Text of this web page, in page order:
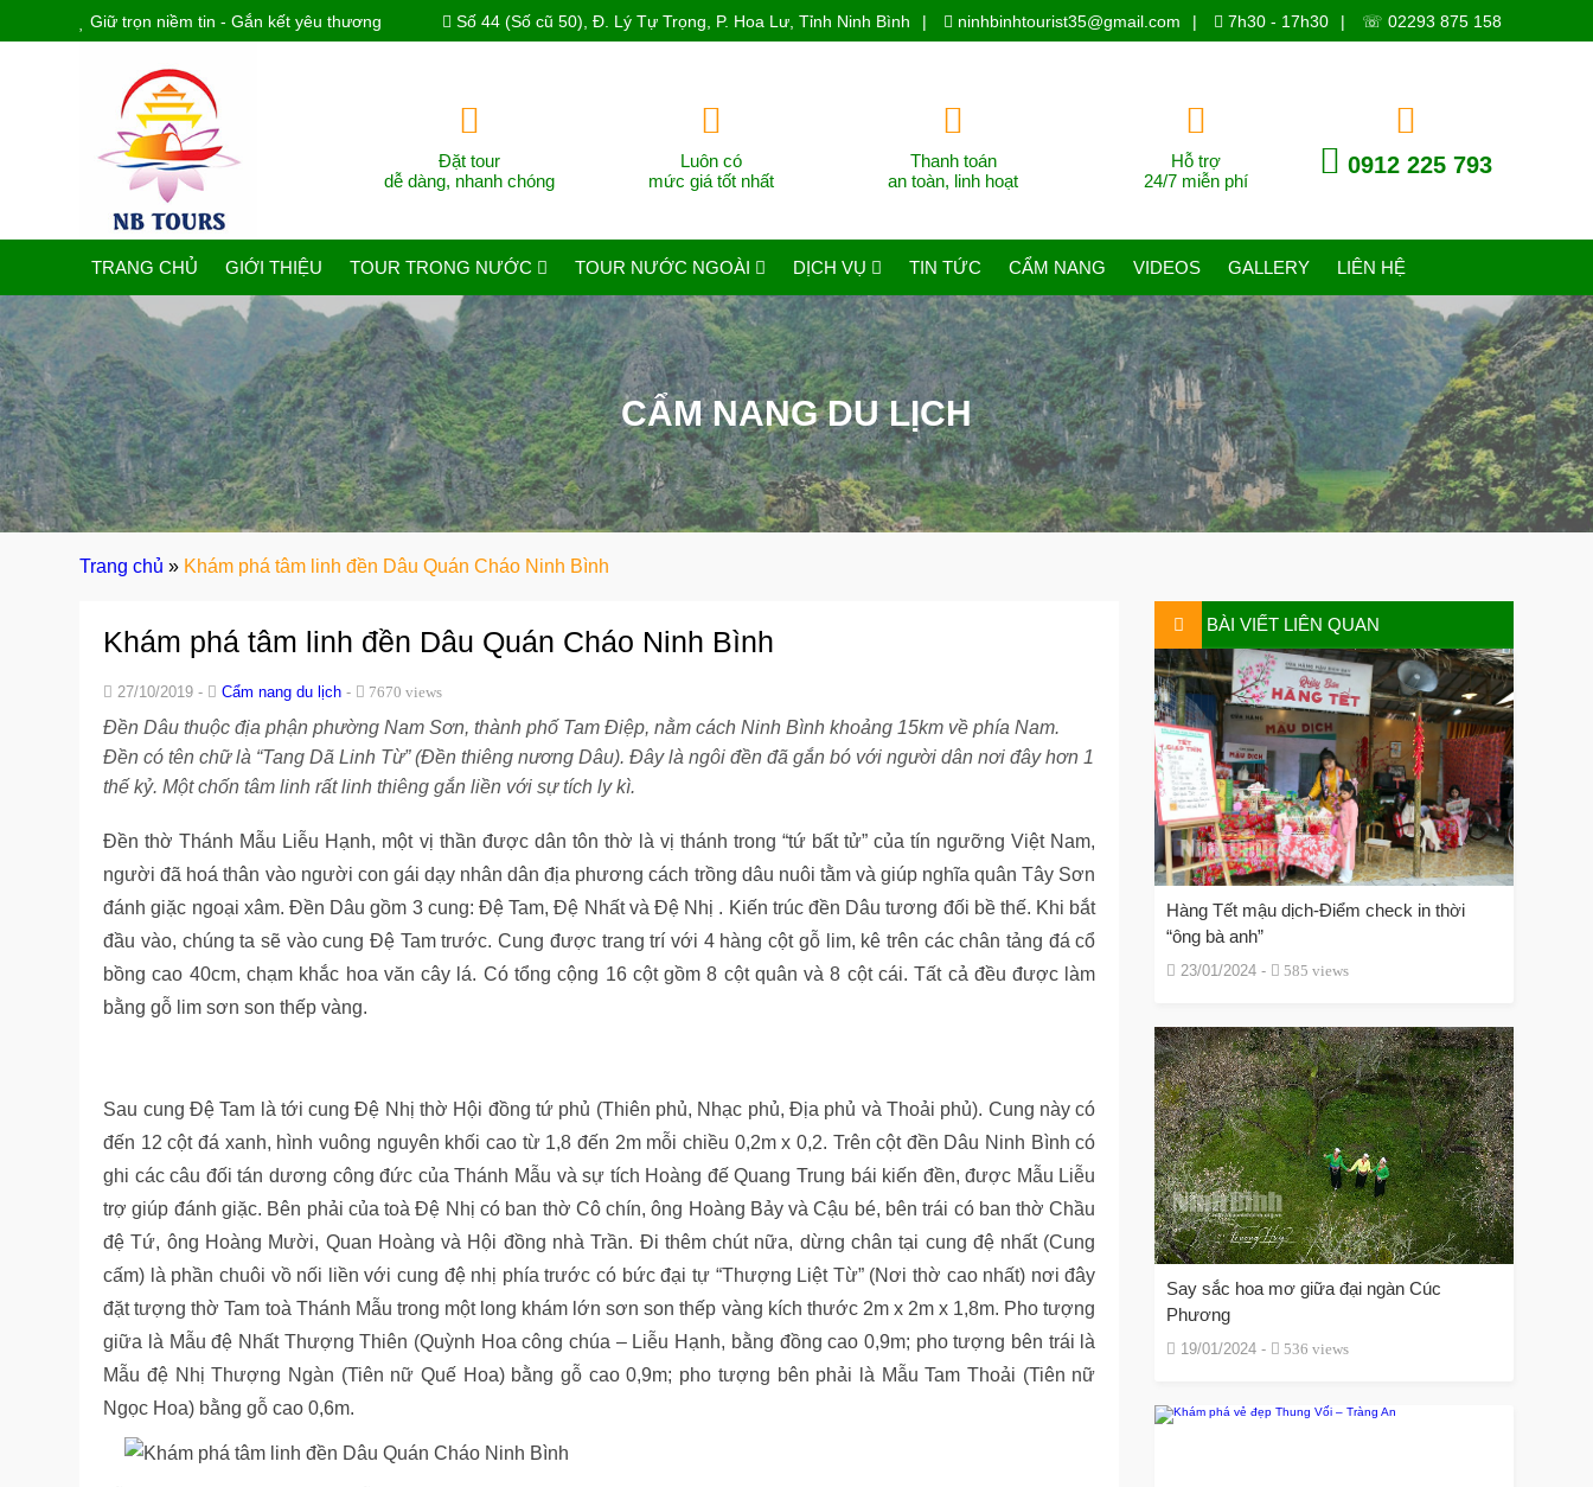
Giữ trọn niềm tin - Gắn kết yêu thương Số 44 (Số cũ 50), Đ. Lý Tự Trọng, P. Hoa Lư, Tỉnh Ninh Bình | ninhbinhtourist35@gmail.com | 7h30 - 17h30 | ☏ 02293 875 158
Đặt tour
dễ dàng, nhanh chóng
Luôn có
mức giá tốt nhất
Thanh toán
an toàn, linh hoạt
Hỗ trợ
24/7 miễn phí
0912 225 793
TRANG CHỦ GIỚI THIỆU TOUR TRONG NƯỚC TOUR NƯỚC NGOÀI DỊCH VỤ TIN TỨC CẨM NANG VIDEOS GALLERY LIÊN HỆ
CẨM NANG DU LỊCH
Trang chủ » Khám phá tâm linh đền Dâu Quán Cháo Ninh Bình
Khám phá tâm linh đền Dâu Quán Cháo Ninh Bình
27/10/2019 - Cẩm nang du lịch - 7670 views
Đền Dâu thuộc địa phận phường Nam Sơn, thành phố Tam Điệp, nằm cách Ninh Bình khoảng 15km về phía Nam.
Đền có tên chữ là “Tang Dã Linh Từ” (Đền thiêng nương Dâu). Đây là ngôi đền đã gắn bó với người dân nơi đây hơn 1
thế kỷ. Một chốn tâm linh rất linh thiêng gắn liền với sự tích ly kì.
Đền thờ Thánh Mẫu Liễu Hạnh, một vị thần được dân tôn thờ là vị thánh trong “tứ bất tử” của tín ngưỡng Việt Nam,
người đã hoá thân vào người con gái dạy nhân dân địa phương cách trồng dâu nuôi tằm và giúp nghĩa quân Tây Sơn
đánh giặc ngoại xâm. Đền Dâu gồm 3 cung: Đệ Tam, Đệ Nhất và Đệ Nhị . Kiến trúc đền Dâu tương đối bề thế. Khi bắt
đầu vào, chúng ta sẽ vào cung Đệ Tam trước. Cung được trang trí với 4 hàng cột gỗ lim, kê trên các chân tảng đá cổ
bồng cao 40cm, chạm khắc hoa văn cây lá. Có tổng cộng 16 cột gồm 8 cột quân và 8 cột cái. Tất cả đều được làm
bằng gỗ lim sơn son thếp vàng.
Sau cung Đệ Tam là tới cung Đệ Nhị thờ Hội đồng tứ phủ (Thiên phủ, Nhạc phủ, Địa phủ và Thoải phủ). Cung này có
đến 12 cột đá xanh, hình vuông nguyên khối cao từ 1,8 đến 2m mỗi chiều 0,2m x 0,2. Trên cột đền Dâu Ninh Bình có
ghi các câu đối tán dương công đức của Thánh Mẫu và sự tích Hoàng đế Quang Trung bái kiến đền, được Mẫu Liễu
trợ giúp đánh giặc. Bên phải của toà Đệ Nhị có ban thờ Cô chín, ông Hoàng Bảy và Cậu bé, bên trái có ban thờ Chầu
đệ Tứ, ông Hoàng Mười, Quan Hoàng và Hội đồng nhà Trần. Đi thêm chút nữa, dừng chân tại cung đệ nhất (Cung
cấm) là phần chuôi vồ nối liền với cung đệ nhị phía trước có bức đại tự “Thượng Liệt Từ” (Nơi thờ cao nhất) nơi đây
đặt tượng thờ Tam toà Thánh Mẫu trong một long khám lớn sơn son thếp vàng kích thước 2m x 2m x 1,8m. Pho tượng
giữa là Mẫu đệ Nhất Thượng Thiên (Quỳnh Hoa công chúa – Liễu Hạnh, bằng đồng cao 0,9m; pho tượng bên trái là
Mẫu đệ Nhị Thượng Ngàn (Tiên nữ Quế Hoa) bằng gỗ cao 0,9m; pho tượng bên phải là Mẫu Tam Thoải (Tiên nữ
Ngọc Hoa) bằng gỗ cao 0,6m.
BÀI VIẾT LIÊN QUAN
Hàng Tết mậu dịch-Điểm check in thời
“ông bà anh”
23/01/2024 - 585 views
Say sắc hoa mơ giữa đại ngàn Cúc
Phương
19/01/2024 - 536 views